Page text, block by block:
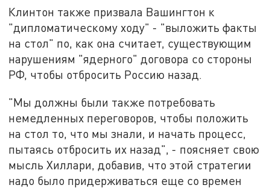
Клинтон также призвала Вашингтон к
"дипломатическому ходу" - "выложить факты
на стол" по, как она считает, существующим
нарушениям "ядерного" договора со стороны
РФ, чтобы отбросить Россию назад.
"Мы должны были также потребовать
немедленных переговоров, чтобы положить
на стол то, что мы знали, и начать процесс,
пытаясь отбросить их назад", - поясняет свою
мысль Хиллари, добавив, что этой стратегии
надо было придерживаться еще со времен